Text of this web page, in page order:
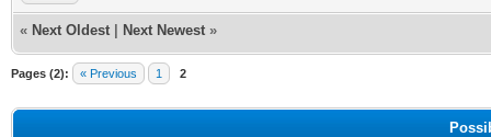
« Next Oldest Next Newest »
Pages (2): « Previous 1 2